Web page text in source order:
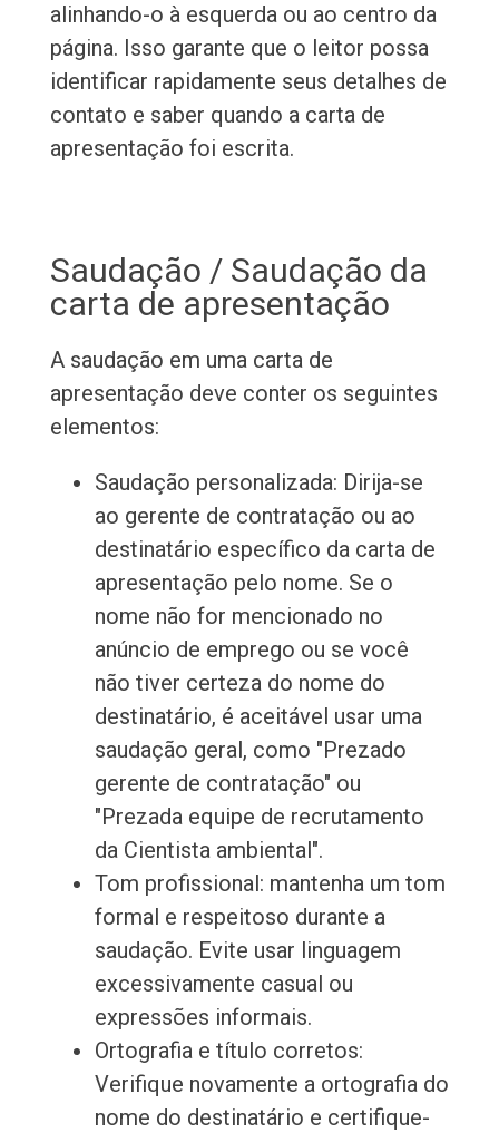
alinhando-o à esquerda ou ao centro da
página. Isso garante que o leitor possa
identificar rapidamente seus detalhes de
contato e saber quando a carta de
apresentação foi escrita.
Saudação / Saudação da
carta de apresentação
A saudação em uma carta de
apresentação deve conter os seguintes
elementos:
Saudação personalizada: Dirija-se
ao gerente de contratação ou ao
destinatário específico da carta de
apresentação pelo nome. Se o
nome não for mencionado no
anúncio de emprego ou se você
não tiver certeza do nome do
destinatário, é aceitável usar uma
saudação geral, como "Prezado
gerente de contratação" ou
"Prezada equipe de recrutamento
da Cientista ambiental".
Tom profissional: mantenha um tom
formal e respeitoso durante a
saudação. Evite usar linguagem
excessivamente casual ou
expressões informais.
Ortografia e título corretos:
Verifique novamente a ortografia do
nome do destinatário e certifique-